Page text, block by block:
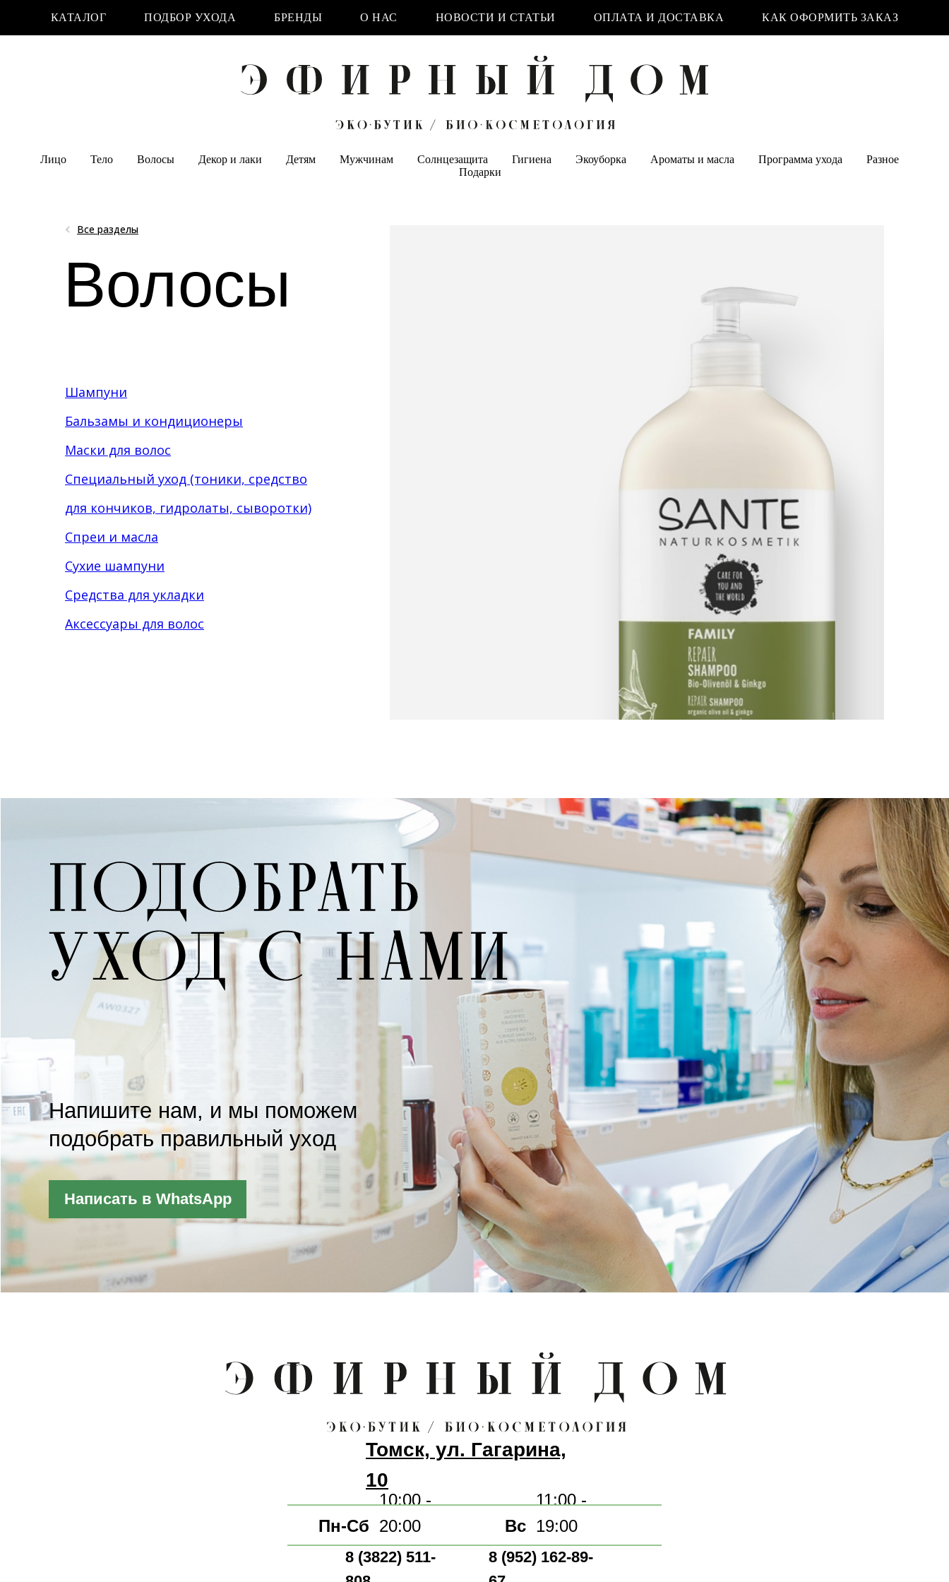
КАТАЛОГ ПОДБОР УХОДА БРЕНДЫ О НАС НОВОСТИ И СТАТЬИ ОПЛАТА И ДОСТАВКА КАК ОФОРМИТЬ ЗАКАЗ
Лицо Тело Волосы Декор и лаки Детям Мужчинам Солнцезащита Гигиена Экоуборка Ароматы и масла Программа ухода
Разное
Подарки
Волосы
Все разделы
Шампуни
Бальзамы и кондиционеры
Маски для волос
Специальный уход (тоники, средство
для кончиков, гидролаты, сыворотки)
Спреи и масла
Сухие шампуни
Средства для укладки
Аксессуары для волос
потратив 1 минуту
и мы подберем для вас
Написать в WhatsApp
Напишите нам,
и мы поможем
Напишите нам, и мы поможем
подобрать правильный уход
Томск, ул. Гагарина,
10
8 (3822) 511-
8 (952) 162-89-
Пн-Сб Вс
11:00 -
19:00
10:00 -
20:00